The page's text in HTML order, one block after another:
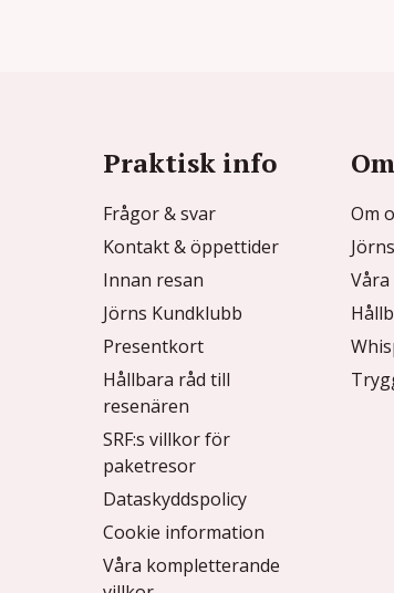
Praktisk info
Frågor & svar
Kontakt & öppettider
Innan resan
Jörns Kundklubb
Presentkort
Hållbara råd till
resenären
SRF:s villkor för
paketresor
Dataskyddspolicy
Cookie information
Våra kompletterande
Om